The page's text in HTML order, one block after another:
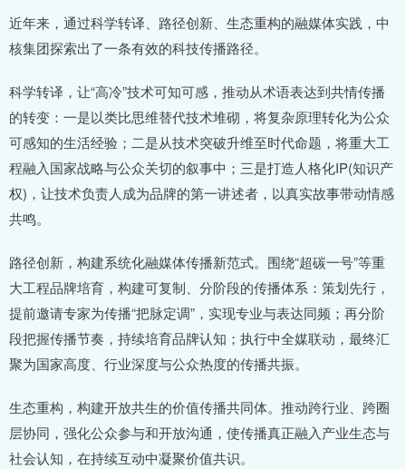
近年来，通过科学转译、路径创新、生态重构的融媒体实践，中
核集团探索出了一条有效的科技传播路径。
科学转译，让“高冷”技术可知可感，推动从术语表达到共情传播
的转变：一是以类比思维替代技术堆砌，将复杂原理转化为公众
可感知的生活经验；二是从技术突破升维至时代命题，将重大工
程融入国家战略与公众关切的叙事中；三是打造人格化IP(知识产
权)，让技术负责人成为品牌的第一讲述者，以真实故事带动情感
共鸣。
路径创新，构建系统化融媒体传播新范式。围绕“超碳一号”等重
大工程品牌培育，构建可复制、分阶段的传播体系：策划先行，
提前邀请专家为传播“把脉定调”，实现专业与表达同频；再分阶
段把握传播节奏，持续培育品牌认知；执行中全媒联动，最终汇
聚为国家高度、行业深度与公众热度的传播共振。
生态重构，构建开放共生的价值传播共同体。推动跨行业、跨圈
层协同，强化公众参与和开放沟通，使传播真正融入产业生态与
社会认知，在持续互动中凝聚价值共识。